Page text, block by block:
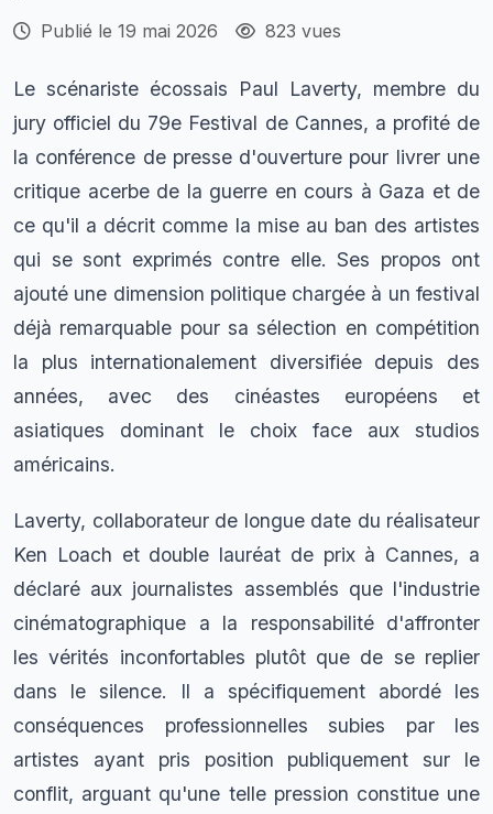
Publié le 19 mai 2026 823 vues
Le scénariste écossais Paul Laverty, membre du
jury officiel du 79e Festival de Cannes, a profité de
la conférence de presse d'ouverture pour livrer une
critique acerbe de la guerre en cours à Gaza et de
ce qu'il a décrit comme la mise au ban des artistes
qui se sont exprimés contre elle. Ses propos ont
ajouté une dimension politique chargée à un festival
déjà remarquable pour sa sélection en compétition
la plus internationalement diversifiée depuis des
années, avec des cinéastes européens et
asiatiques dominant le choix face aux studios
américains.
Laverty, collaborateur de longue date du réalisateur
Ken Loach et double lauréat de prix à Cannes, a
déclaré aux journalistes assemblés que l'industrie
cinématographique a la responsabilité d'affronter
les vérités inconfortables plutôt que de se replier
dans le silence. Il a spécifiquement abordé les
conséquences professionnelles subies par les
artistes ayant pris position publiquement sur le
conflit, arguant qu'une telle pression constitue une